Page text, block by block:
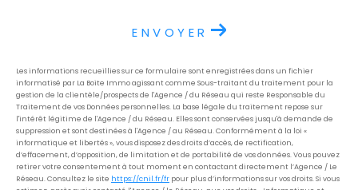
ENVOYER
Les informations recueillies sur ce formulaire sont enregistrées dans un fichier
informatisé par La Boite Immo agissant comme Sous-traitant du traitement pour la
gestion de la clientèle/prospects de l'Agence / du Réseau qui reste Responsable du
Traitement de vos Données personnelles. La base légale du traitement repose sur
l'intérêt légitime de l'Agence / du Réseau. Elles sont conservées jusqu'à demande de
suppression et sont destinées à l'Agence / au Réseau. Conformément à la loi «
informatique et libertés », vous disposez des droits d’accès, de rectification,
d’effacement, d’opposition, de limitation et de portabilité de vos données. Vous pouvez
retirer votre consentement à tout moment en contactant directement l’Agence / Le
Réseau. Consultez le site https://cnil.fr/fr pour plus d’informations sur vos droits. Si vous